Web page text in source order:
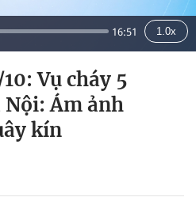
16:51 1.0x
Vụ cháy 5
Nội: Ám ảnh
kín